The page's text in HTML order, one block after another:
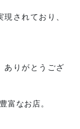
されており、
ありがとうござ
富なお店。